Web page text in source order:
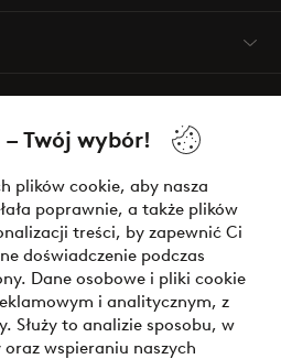
Twój wybór!
plików cookie, aby nasza
poprawnie, a także plików
treści, by zapewnić Ci
doświadczenie podczas
Dane osobowe i pliki cookie
i analitycznym, z
Służy to analizie sposobu, w
wspieraniu naszych
- zapłać teraz lub podziel się
o naszych opcjach płatności